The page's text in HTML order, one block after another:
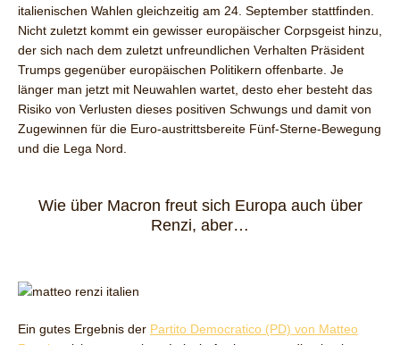
italienischen Wahlen gleichzeitig am 24. September stattfinden.
Nicht zuletzt kommt ein gewisser europäischer Corpsgeist hinzu,
der sich nach dem zuletzt unfreundlichen Verhalten Präsident
Trumps gegenüber europäischen Politikern offenbarte. Je
länger man jetzt mit Neuwahlen wartet, desto eher besteht das
Risiko von Verlusten dieses positiven Schwungs und damit von
Zugewinnen für die Euro-austrittsbereite Fünf-Sterne-Bewegung
und die Lega Nord.
Wie über Macron freut sich Europa auch über
Renzi, aber…
Ein gutes Ergebnis der Partito Democratico (PD) von Matteo